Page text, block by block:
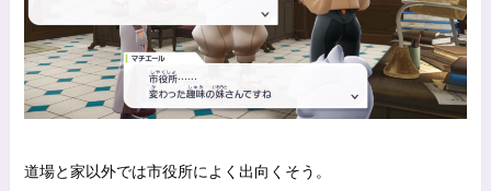
道場と家以外では市役所によく出向くそう。